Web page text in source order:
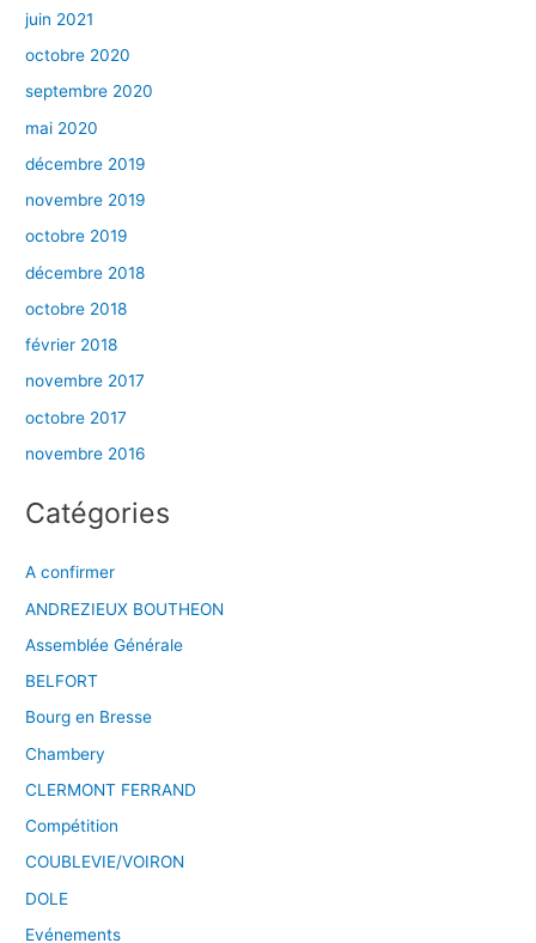
juin 2021
octobre 2020
septembre 2020
mai 2020
décembre 2019
novembre 2019
octobre 2019
décembre 2018
octobre 2018
février 2018
novembre 2017
octobre 2017
novembre 2016
Catégories
A confirmer
ANDREZIEUX BOUTHEON
Assemblée Générale
BELFORT
Bourg en Bresse
Chambery
CLERMONT FERRAND
Compétition
COUBLEVIE/VOIRON
DOLE
Evénements